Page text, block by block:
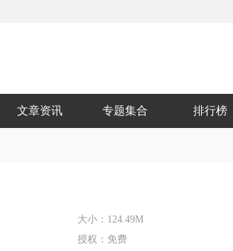
文章资讯 专题集合 排行榜
大小： 124.49M
授权： 免费